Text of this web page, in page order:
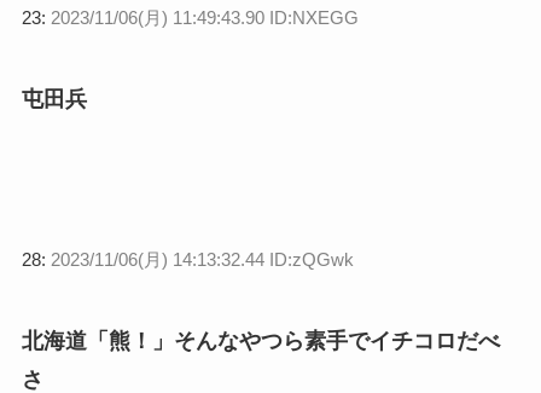
23: 2023/11/06(月) 11:49:43.90 ID:NXEGG
屯田兵
28: 2023/11/06(月) 14:13:32.44 ID:zQGwk
北海道「熊！」そんなやつら素手でイチコロだべ
さ